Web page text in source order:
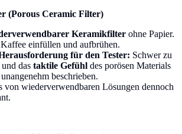
(Porous Ceramic Filter)
Keramikfilter ohne Papier.
einfüllen und aufbrühen.
für den Tester: Schwer zu
das taktile Gefühl des porösen Materials
beschrieben.
von wiederverwendbaren Lösungen dennoch